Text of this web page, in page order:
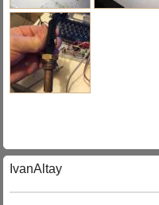
IvanAltay